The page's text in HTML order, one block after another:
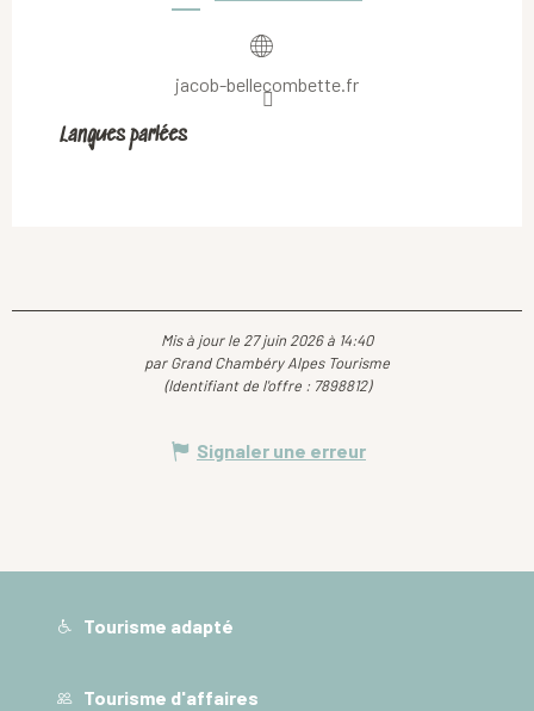
jacob-bellecombette.fr
Langues parlées
Langues parlées
Mis à jour le 27 juin 2026 à 14:40
par Grand Chambéry Alpes Tourisme
(Identifiant de l'offre : 7898812)
Signaler une erreur
Tourisme adapté
Tourisme d'affaires